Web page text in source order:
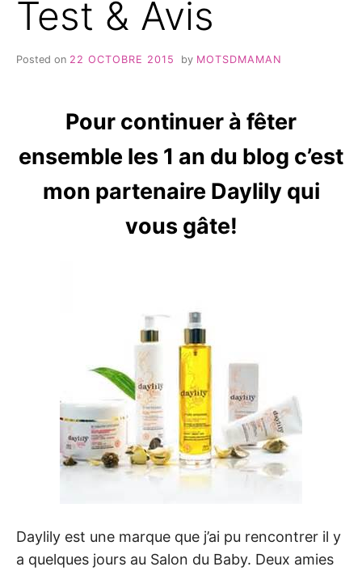
Test & Avis
Posted on 22 OCTOBRE 2015 by MOTSDMAMAN
Pour continuer à fêter
ensemble les 1 an du blog c’est
mon partenaire Daylily qui
vous gâte!
Daylily est une marque que j’ai pu rencontrer il y
a quelques jours au Salon du Baby. Deux amies